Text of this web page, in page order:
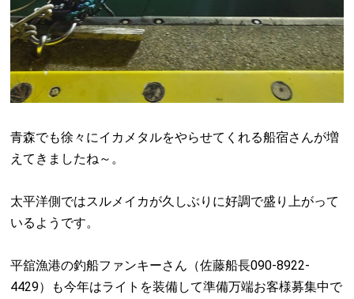
青森でも徐々にイカメタルをやらせてくれる船宿さんが増
えてきましたね～。
太平洋側ではスルメイカが久しぶりに好調で盛り上がって
いるようです。
平舘漁港の釣船ファンキーさん（佐藤船長090-8922-
4429）も今年はライトを装備して準備万端お客様募集中で